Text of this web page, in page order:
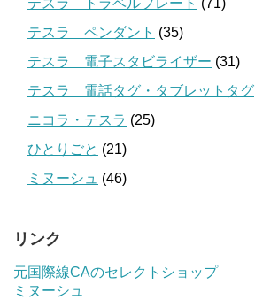
テスラ トラベルプレート (71)
テスラ ペンダント (35)
テスラ 電子スタビライザー (31)
テスラ 電話タグ・タブレットタグ
ニコラ・テスラ (25)
ひとりごと (21)
ミヌーシュ (46)
リンク
元国際線CAのセレクトショップ
ミヌーシュ